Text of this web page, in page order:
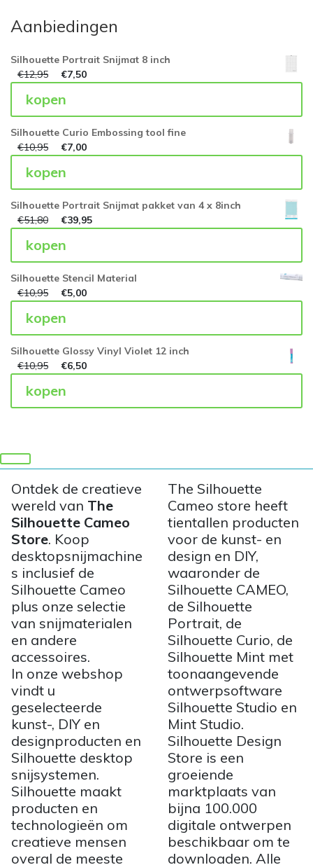
Aanbiedingen
Silhouette Portrait Snijmat 8 inch
€12,95 €7,50
kopen
Silhouette Curio Embossing tool fine
€10,95 €7,00
kopen
Silhouette Portrait Snijmat pakket van 4 x 8inch
€51,80 €39,95
kopen
Silhouette Stencil Material
€10,95 €5,00
kopen
Silhouette Glossy Vinyl Violet 12 inch
€10,95 €6,50
kopen
Ontdek de creatieve
wereld van The
Silhouette Cameo
Store. Koop
desktopsnijmachine
s inclusief de
Silhouette Cameo
plus onze selectie
van snijmaterialen
en andere
accessoires.
In onze webshop
vindt u
geselecteerde
kunst-, DIY en
designproducten en
Silhouette desktop
snijsystemen.
Silhouette maakt
producten en
technologieën om
creatieve mensen
overal de meeste
The Silhouette
Cameo store heeft
tientallen producten
voor de kunst- en
design en DIY,
waaronder de
Silhouette CAMEO,
de Silhouette
Portrait, de
Silhouette Curio, de
Silhouette Mint met
toonaangevende
ontwerpsoftware
Silhouette Studio en
Mint Studio.
Silhouette Design
Store is een
groeiende
marktplaats van
bijna 100.000
digitale ontwerpen
beschikbaar om te
downloaden. Alle